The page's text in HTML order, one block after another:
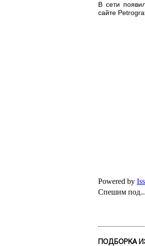
В сети
сайте
Powered by
Спешим под...
ПОДБОРКА